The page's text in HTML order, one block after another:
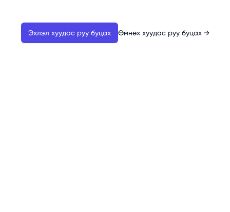
Эхлэл хуудас руу буцах Өмнөх хуудас руу буцах →